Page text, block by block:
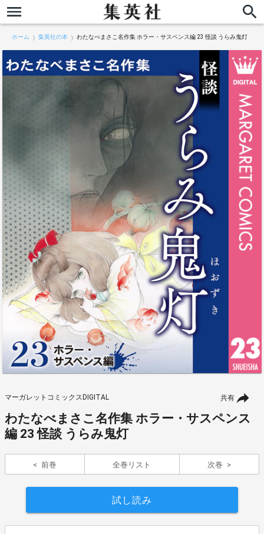
ホーム 集英社の本 わたなべまさこ名作集 ホラー・サスペンス編 23 怪談 うらみ鬼灯
共有
マーガレットコミックスDIGITAL
わたなべまさこ名作集 ホラー・サスペンス
編 23 怪談 うらみ鬼灯
前巻 全巻リスト 次巻
試し読み